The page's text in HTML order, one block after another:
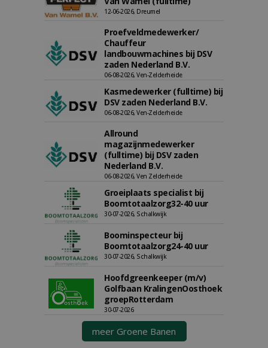
12-06-2026, Dreumel
Proefveldmedewerker/
Chauffeur
landbouwmachines bij DSV
zaden Nederland B.V.
06-08-2026, Ven-Zelderheide
Kasmedewerker (fulltime) bij
DSV zaden Nederland B.V.
06-08-2026, Ven-Zelderheide
Allround
magazijnmedewerker
(fulltime) bij DSV zaden
Nederland B.V.
06-08-2026, Ven Zelderheide
Groeiplaats specialist bij
Boomtotaalzorg32-40 uur
30-07-2026, Schalkwijk
Boominspecteur bij
Boomtotaalzorg24-40 uur
30-07-2026, Schalkwijk
Hoofdgreenkeeper (m/v)
Golfbaan KralingenOosthoek
groepRotterdam
30-07-2026
meer Groene Banen